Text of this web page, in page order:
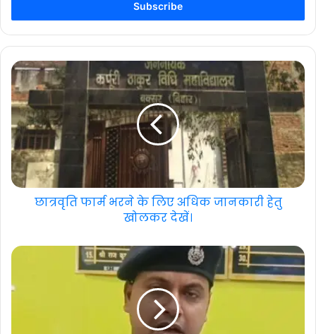
छात्रवृति फार्म भरने के लिए अधिक जानकारी हेतु
खोलकर देखें।